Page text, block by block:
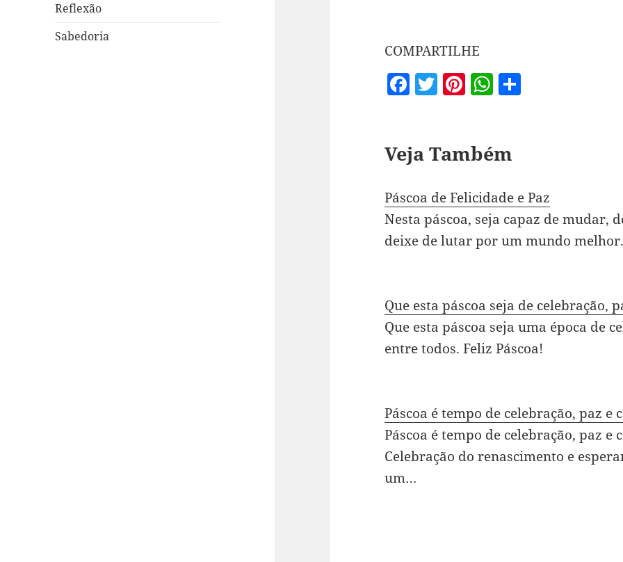
Reflexão
Sabedoria
COMPARTILHE
F
e
b
o
o
k
T
er
Pi
es
W
s
p
p
Veja Também
Páscoa de Felicidade e Paz
Nesta páscoa, seja capaz de mudar,
deixe de lutar por um mundo
Que esta páscoa seja de celebração,
Que esta páscoa seja uma época de
entre todos. Feliz Páscoa!
Páscoa é tempo de celebração, paz e
Páscoa é tempo de celebração, paz e
Celebração do renascimento e
um…